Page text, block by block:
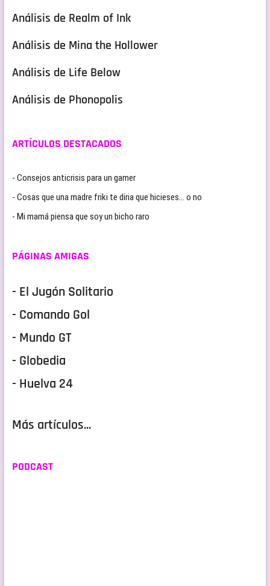
Análisis de Realm of Ink
Análisis de Mina the Hollower
Análisis de Life Below
Análisis de Phonopolis
ARTÍCULOS DESTACADOS
- Consejos anticrisis para un gamer
- Cosas que una madre friki te diria que hicieses… o no
- Mi mamá piensa que soy un bicho raro
PÁGINAS AMIGAS
- El Jugón Solitario
- Comando Gol
- Mundo GT
- Globedia
- Huelva 24
Más artículos...
PODCAST